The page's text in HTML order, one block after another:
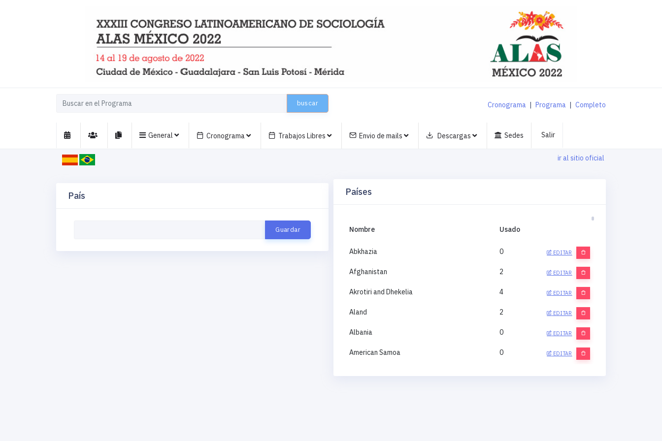
buscar Cronograma | Programa | Completo
General Cronograma Trabajos Libres Envio de mails Descargas Sedes Salir
ir al sitio oficial
País Países
Nombre Usado
Abkhazia 0 EDITAR
Afghanistan 2 EDITAR
Akrotiri and Dhekelia 4 EDITAR
Aland 2 EDITAR
Albania 0 EDITAR
American Samoa 0 EDITAR